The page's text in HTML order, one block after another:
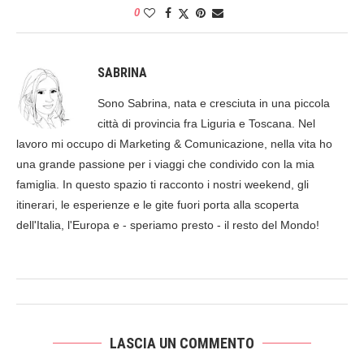
0
SABRINA
Sono Sabrina, nata e cresciuta in una piccola
città di provincia fra Liguria e Toscana. Nel
lavoro mi occupo di Marketing & Comunicazione, nella vita ho
una grande passione per i viaggi che condivido con la mia
famiglia. In questo spazio ti racconto i nostri weekend, gli
itinerari, le esperienze e le gite fuori porta alla scoperta
dell'Italia, l'Europa e - speriamo presto - il resto del Mondo!
LASCIA UN COMMENTO